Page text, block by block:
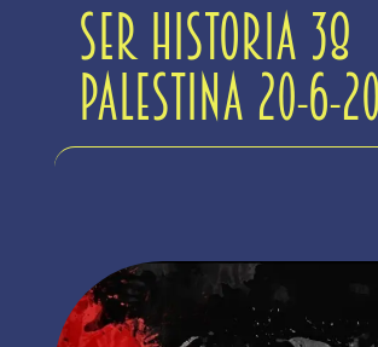
SER Historia 38
Palestina 20-6-